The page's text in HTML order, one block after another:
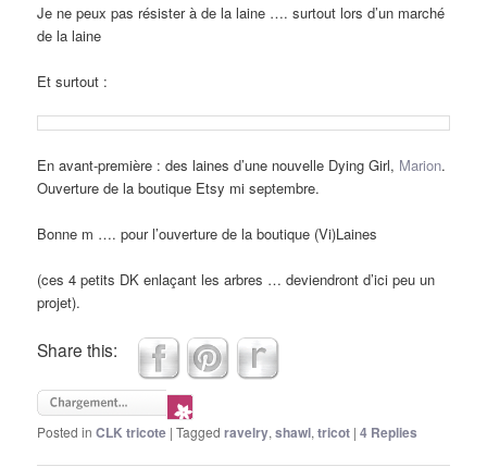
Je ne peux pas résister à de la laine …. surtout lors d’un marché
de la laine
Et surtout :
En avant-première : des laines d’une nouvelle Dying Girl, Marion.
Ouverture de la boutique Etsy mi septembre.
Bonne m …. pour l’ouverture de la boutique (Vi)Laines
(ces 4 petits DK enlaçant les arbres … deviendront d’ici peu un
projet).
Share this:
Posted in CLK tricote |Tagged ravelry,shawl,tricot |4 Replies